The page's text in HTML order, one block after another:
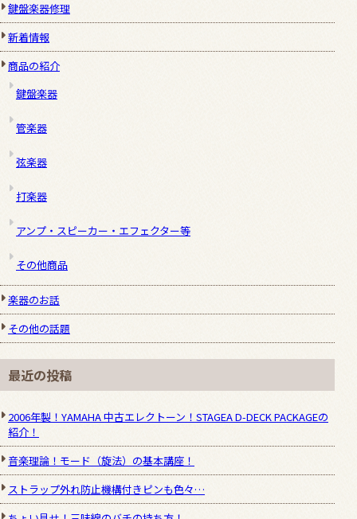
鍵盤楽器修理
新着情報
商品の紹介
鍵盤楽器
管楽器
弦楽器
打楽器
アンプ・スピーカー・エフェクター等
その他商品
楽器のお話
その他の話題
最近の投稿
2006年製！YAMAHA 中古エレクトーン！STAGEA D-DECK PACKAGEの
紹介！
音楽理論！モード（旋法）の基本講座！
ストラップ外れ防止機構付きピンも色々…